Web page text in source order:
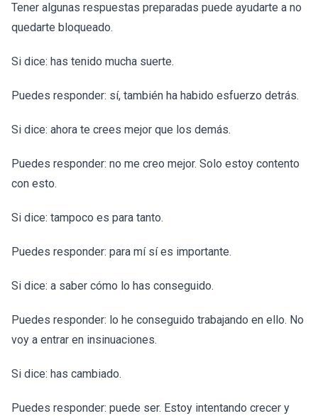
Tener algunas respuestas preparadas puede ayudarte a no
quedarte bloqueado.
Si dice: has tenido mucha suerte.
Puedes responder: sí, también ha habido esfuerzo detrás.
Si dice: ahora te crees mejor que los demás.
Puedes responder: no me creo mejor. Solo estoy contento
con esto.
Si dice: tampoco es para tanto.
Puedes responder: para mí sí es importante.
Si dice: a saber cómo lo has conseguido.
Puedes responder: lo he conseguido trabajando en ello. No
voy a entrar en insinuaciones.
Si dice: has cambiado.
Puedes responder: puede ser. Estoy intentando crecer y